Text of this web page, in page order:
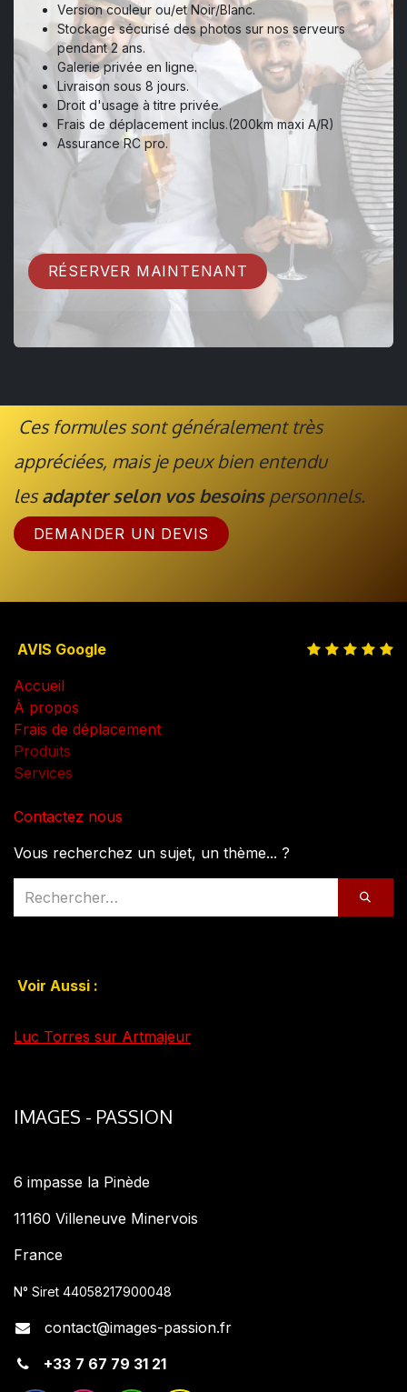
Version couleur ou/et Noir/Blanc.
Stockage sécurisé des photos sur nos serveurs
pendant 2 ans.
Galerie privée en ligne.
Livraison sous 8 jours.
Droit d'usage à titre privée.
Frais de déplacement inclus.(200km maxi A/R)
Assurance RC pro.
RÉSERVER MAINTENANT
Ces formules sont généralement très
appréciées, mais je peux bien entendu
lesadapter selon vos besoinspersonnels.
DEMANDER UN DEVIS
AVIS Google
Accueil
À propos
Frais de déplacement
Produits
Services
Contactez nous
Vous recherchez un sujet, un thème... ?
Voir Aussi :
Luc Torres sur Artmajeur
IMAGES - PASSION
6 impasse la Pinède
11160 Villeneuve Minervois
France
N° Siret 44058217900048
contact@images-passion.fr
+33 7 67 79 31 21